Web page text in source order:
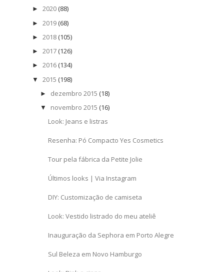
► 2020 (88)
► 2019 (68)
► 2018 (105)
► 2017 (126)
► 2016 (134)
▼ 2015 (198)
► dezembro 2015 (18)
▼ novembro 2015 (16)
Look: Jeans e listras
Resenha: Pó Compacto Yes Cosmetics
Tour pela fábrica da Petite Jolie
Últimos looks | Via Instagram
DIY: Customização de camiseta
Look: Vestido listrado do meu ateliê
Inauguração da Sephora em Porto Alegre
Sul Beleza em Novo Hamburgo